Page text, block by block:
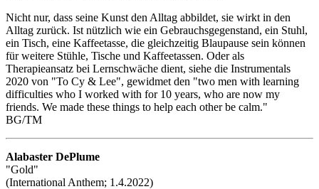
Nicht nur, dass seine Kunst den Alltag abbildet, sie wirkt in den
Alltag zurück. Ist nützlich wie ein Gebrauchsgegenstand, ein Stuhl,
ein Tisch, eine Kaffeetasse, die gleichzeitig Blaupause sein können
für weitere Stühle, Tische und Kaffeetassen. Oder als
Therapieansatz bei Lernschwäche dient, siehe die Instrumentals
2020 von "To Cy & Lee", gewidmet den "two men with learning
difficulties who I worked with for 10 years, who are now my
friends. We made these things to help each other be calm."
BG/TM
Alabaster DePlume
"Gold"
(International Anthem; 1.4.2022)